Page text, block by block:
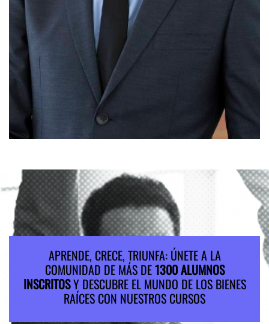
APRENDE, CRECE, TRIUNFA: ÚNETE A LA
COMUNIDAD DE MÁS DE1300 ALUMNOS
INSCRITOSY DESCUBRE EL MUNDO DE LOS BIENES
RAÍCES CON NUESTROS CURSOS